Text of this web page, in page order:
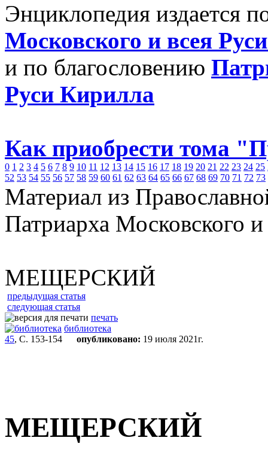
Энциклопедия издается
Московского и всея
и по благословению
Руси Кирилла
Как приобрести тома
0 1 2 3 4 5 6 7 8 9 10 11 12 13 14 15 16 17 18 19 20 21 22 23 24 25
52 53 54 55 56 57 58 59 60 61 62 63 64 65 66 67 68 69 70 71 72 73
Материал из
Патриарха Московского
МЕЩЕРСКИЙ
предыдущая статья
следующая статья
печать
библиотека
45, С. 153-154 опубликовано: 19 июля 2021г.
МЕЩЕРСКИЙ